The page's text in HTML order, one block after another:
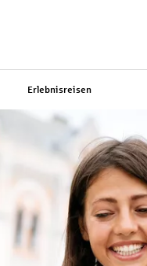
Erlebnisreisen